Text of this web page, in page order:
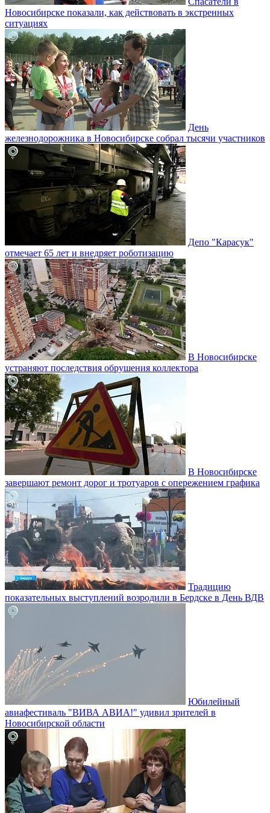
Новосибирске показали, как действовать в экстренных
ситуациях
День
железнодорожника в Новосибирске собрал тысячи участников
Депо "Карасук"
отмечает 65 лет и внедряет роботизацию
В Новосибирске
устраняют последствия обрушения коллектора
В Новосибирске
завершают ремонт дорог и тротуаров с опережением графика
Традицию
показательных выступлений возродили в Бердске в День ВДВ
Юбилейный
авиафестиваль "ВИВА АВИА!" удивил зрителей в
Новосибирской области